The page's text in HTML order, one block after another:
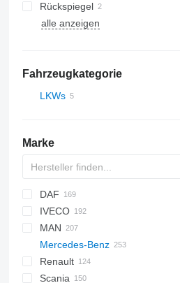
Rückspiegel
alle anzeigen
Fahrzeugkategorie
LKWs
Marke
HD
Jumper
DAF
CF
LF
XB
XD
XF
AC
Cargo
F-MAX
IVECO
Daily
EuroCargo
EuroStar
Eurotech
NPR
NQR
KMK
LTM
MAN
A-series
F90
L2000
Mercedes-Benz
A-Class
Actros
Canter
Canter
Atleon
Cabstar
Renault
D-series
Scania